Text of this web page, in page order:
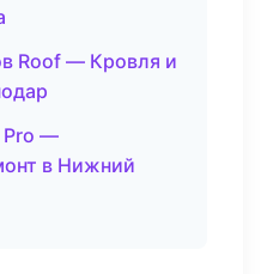
Roof — Кровля и
Pro —
в Нижний